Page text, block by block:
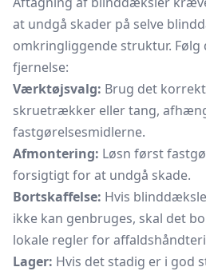
at undgå skader på selve
omkringliggende struktur.
fjernelse:
Værktøjsvalg: Brug det
skruetrækker eller tang,
fastgørelsesmidlerne.
Afmontering: Løsn først
forsigtigt for at undgå skade.
Bortskaffelse: Hvis
ikke kan genbruges, skal det
lokale regler for
Lager: Hvis det stadig er i god